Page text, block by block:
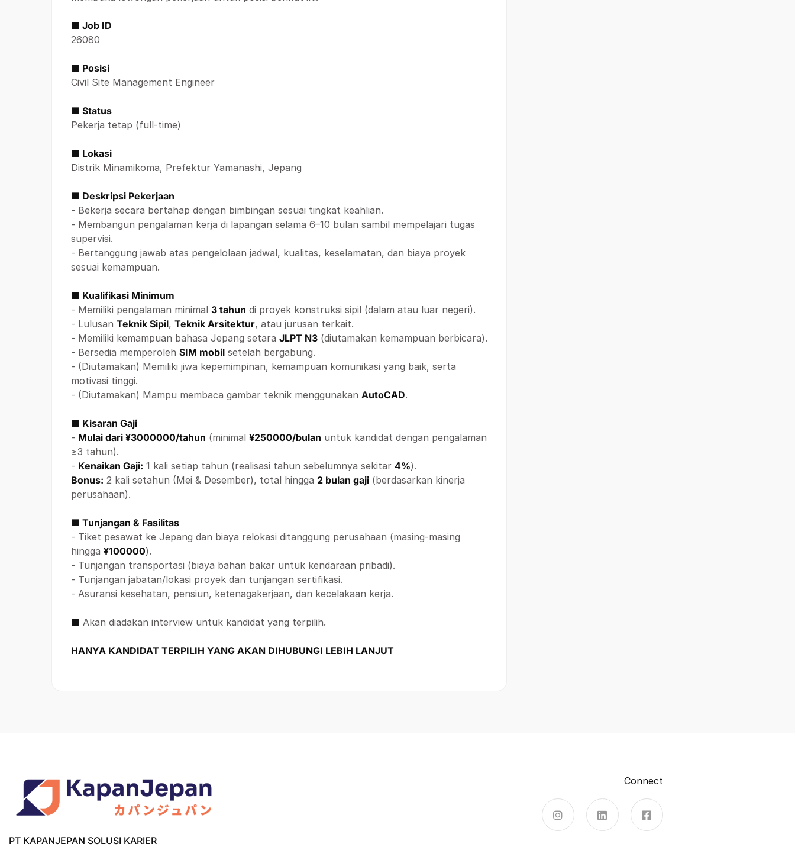
■ Job ID
26080
■ Posisi
Civil Site Management Engineer
■ Status
Pekerja tetap (full-time)
■ Lokasi
Distrik Minamikoma, Prefektur Yamanashi, Jepang
■ Deskripsi Pekerjaan
- Bekerja secara bertahap dengan bimbingan sesuai tingkat keahlian.
- Membangun pengalaman kerja di lapangan selama 6–10 bulan sambil mempelajari tugas
supervisi.
- Bertanggung jawab atas pengelolaan jadwal, kualitas, keselamatan, dan biaya proyek
sesuai kemampuan.
■ Kualifikasi Minimum
- Memiliki pengalaman minimal 3 tahun di proyek konstruksi sipil (dalam atau luar negeri).
- Lulusan Teknik Sipil, Teknik Arsitektur, atau jurusan terkait.
- Memiliki kemampuan bahasa Jepang setara JLPT N3 (diutamakan kemampuan berbicara).
- Bersedia memperoleh SIM mobil setelah bergabung.
- (Diutamakan) Memiliki jiwa kepemimpinan, kemampuan komunikasi yang baik, serta
motivasi tinggi.
- (Diutamakan) Mampu membaca gambar teknik menggunakan AutoCAD.
■ Kisaran Gaji
- Mulai dari ¥3000000/tahun (minimal ¥250000/bulan untuk kandidat dengan pengalaman
≥3 tahun).
- Kenaikan Gaji: 1 kali setiap tahun (realisasi tahun sebelumnya sekitar 4%).
Bonus: 2 kali setahun (Mei & Desember), total hingga 2 bulan gaji (berdasarkan kinerja
perusahaan).
■ Tunjangan & Fasilitas
- Tiket pesawat ke Jepang dan biaya relokasi ditanggung perusahaan (masing-masing
hingga ¥100000).
- Tunjangan transportasi (biaya bahan bakar untuk kendaraan pribadi).
- Tunjangan jabatan/lokasi proyek dan tunjangan sertifikasi.
- Asuransi kesehatan, pensiun, ketenagakerjaan, dan kecelakaan kerja.
■ Akan diadakan interview untuk kandidat yang terpilih.
HANYA KANDIDAT TERPILIH YANG AKAN DIHUBUNGI LEBIH LANJUT
PT KAPANJEPAN SOLUSI KARIER
Connect